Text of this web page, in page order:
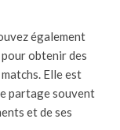
également
obtenir des
Elle est
partage souvent
et de ses